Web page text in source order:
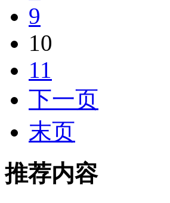
9
10
11
下一页
末页
推荐内容